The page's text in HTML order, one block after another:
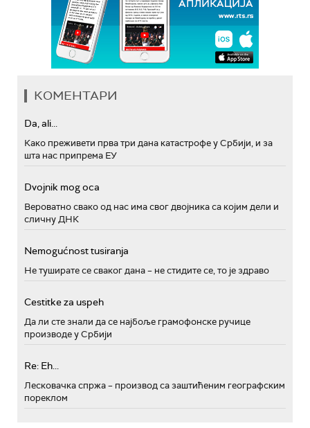
КОМЕНТАРИ
Da, ali...
Како преживети прва три дана катастрофе у Србији, и за
шта нас припрема ЕУ
Dvojnik mog oca
Вероватно свако од нас има свог двојника са којим дели и
сличну ДНК
Nemogućnost tusiranja
Не туширате се сваког дана – не стидите се, то је здраво
Cestitke za uspeh
Да ли сте знали да се најбоље грамофонске ручице
производе у Србији
Re: Eh...
Лесковачка спржа – производ са заштићеним географским
пореклом